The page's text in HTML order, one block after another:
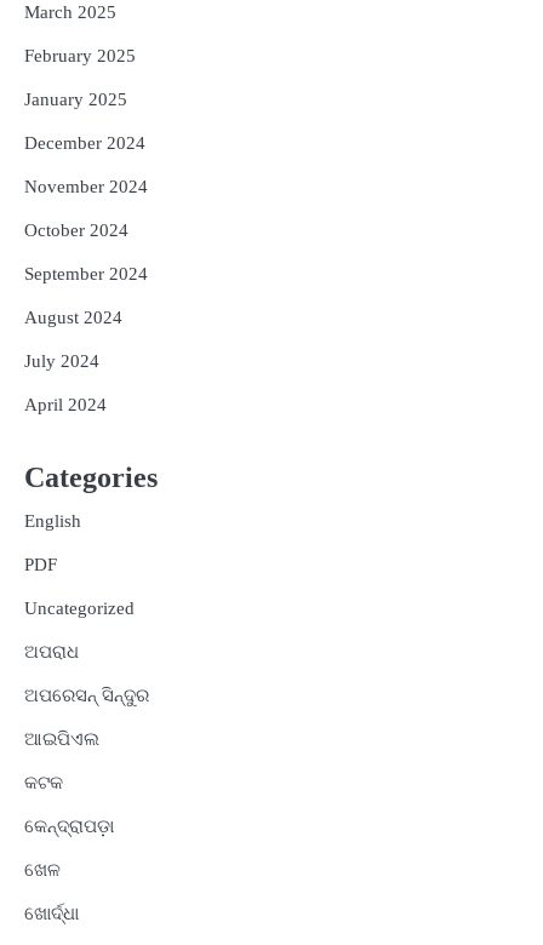
March 2025
February 2025
January 2025
December 2024
November 2024
October 2024
September 2024
August 2024
July 2024
April 2024
Categories
English
PDF
Uncategorized
ଅପରାଧ
ଅପରେସନ୍ ସିନ୍ଦୁର
ଆଇପିଏଲ
କଟକ
କେନ୍ଦ୍ରାପଡ଼ା
ଖେଳ
ଖୋର୍ଦ୍ଧା